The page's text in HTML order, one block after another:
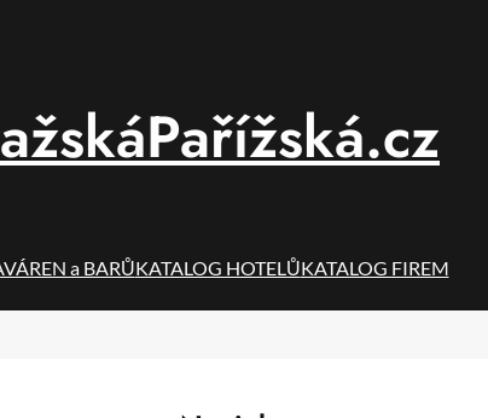
a BARŮKATALOG HOTELŮKATALOG FIREM